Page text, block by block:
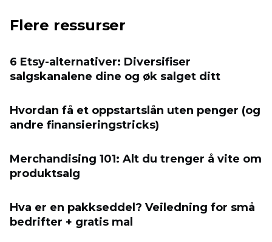
Flere ressurser
6 Etsy-alternativer: Diversifiser
salgskanalene dine og øk salget ditt
Hvordan få et oppstartslån uten penger (og
andre finansieringstricks)
Merchandising 101: Alt du trenger å vite om
produktsalg
Hva er en pakkseddel? Veiledning for små
bedrifter + gratis mal